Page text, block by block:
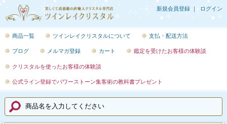
新規会員登録 ログイン
商品一覧 ツインレイクリスタルについて 支払・配送方法
ブログ メルマガ登録 カート 鑑定を受けたお客様の体験談
クリスタルを使ったお客様の体験談
公式ライン登録でパワーストーン集客術の教科書プレゼント